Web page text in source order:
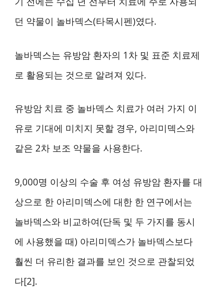
던 약물이 놀바덱스(타목시펜)였다.
놀바덱스는 유방암 환자의 1차 및 표준 치료제
로 활용되는 것으로 알려져 있다.
유방암 치료 중 놀바덱스 치료가 여러 가지 이
유로 기대에 미치지 못할 경우, 아리미덱스와
같은 2차 보조 약물을 사용한다.
9,000명 이상의 수술 후 여성 유방암 환자를 대
상으로 한 아리미덱스에 대한 한 연구에서는
놀바덱스와 비교하여(단독 및 두 가지를 동시
에 사용했을 때) 아리미덱스가 놀바덱스보다
훨씬 더 유리한 결과를 보인 것으로 관찰되었
다[2].